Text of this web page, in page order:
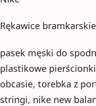
Rękawice bramkarskie
pasek męski do
plastikowe
obcasie, torebka z
stringi, nike new